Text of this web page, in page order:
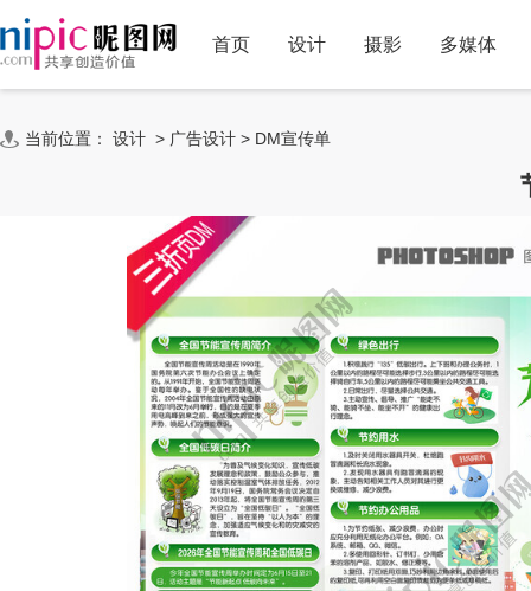
首页 设计 摄影 多媒体
当前位置： 设计 > 广告设计 > DM宣传单